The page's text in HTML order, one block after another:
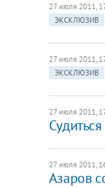
27 июля 2011,
ЭКСКЛЮЗИВ
27 июля 2011,
ЭКСКЛЮЗИВ
27 июля 2011,
27 июля 2011,
Азаров